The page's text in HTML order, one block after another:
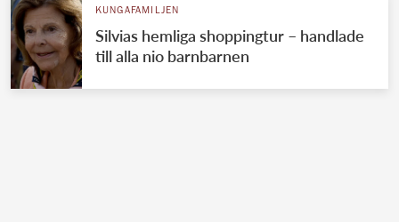
KUNGAFAMILJEN
Silvias hemliga shoppingtur – handlade
till alla nio barnbarnen